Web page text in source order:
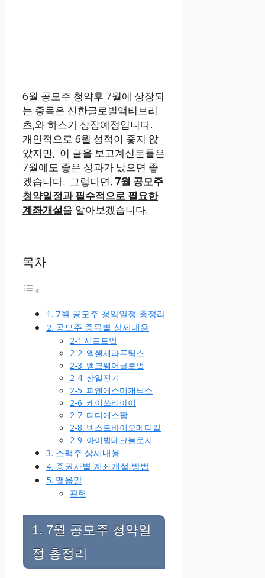
6월 공모주 청약후 7월에 상장되
는 종목은 신한글로벌액티브리
츠,와 하스가 상장예정입니다.
개인적으로 6월 성적이 좋지 않
았지만, 이 글을 보고계신분들은
7월에도 좋은 성과가 났으면 좋
겠습니다. 그렇다면, 7월 공모주
청약일정과 필수적으로 필요한
계좌개설을 알아보겠습니다.
목차
1. 7월 공모주 청약일정 총정리
2. 공모주 종목별 상세내용
2-1.시프트업
2-2. 엑셀세라퓨틱스
2-3. 뱅크웨어글로벌
2-4. 산일전기
2-5. 피앤에스미캐닉스
2-6. 케이쓰리아이
2-7. 티디에스팜
2-8. 넥스트바이오메디컬
2-9. 아이빔테크놀로지
3. 스팩주 상세내용
4. 증권사별 계좌개설 방법
5. 맺음말
관련
1. 7월 공모주 청약일
정 총정리